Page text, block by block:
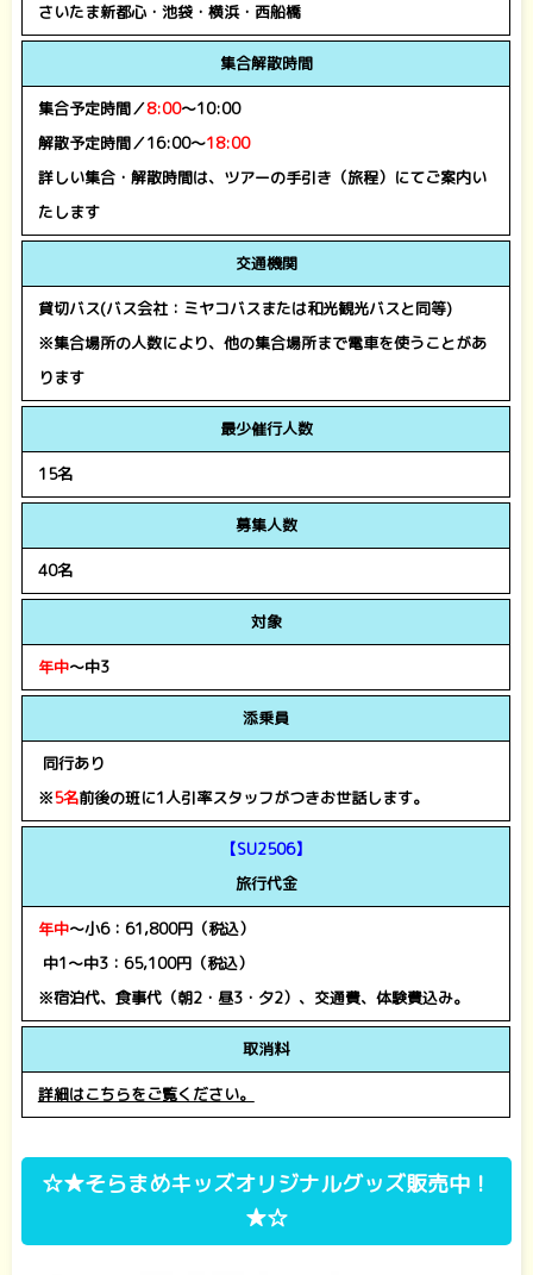
さいたま新都心・池袋・横浜・西船橋
集合解散時間
集合予定時間／8:00～10:00
解散予定時間／16:00～18:00
詳しい集合・解散時間は、ツアーの手引き（旅程）にてご案内い
たします
交通機関
貸切バス(バス会社：ミヤコバスまたは和光観光バスと同等)
※集合場所の人数により、他の集合場所まで電車を使うことがあ
ります
最少催行人数
15名
募集人数
40名
対象
年中～中3
添乗員
同行あり
※5名前後の班に1人引率スタッフがつきお世話します。
【SU2506】
旅行代金
年中～小6：61,800円（税込）
中1～中3：65,100円（税込）
※宿泊代、食事代（朝2・昼3・夕2）、交通費、体験費込み。
取消料
詳細はこちらをご覧ください。
☆★そらまめキッズオリジナルグッズ販売中！
★☆